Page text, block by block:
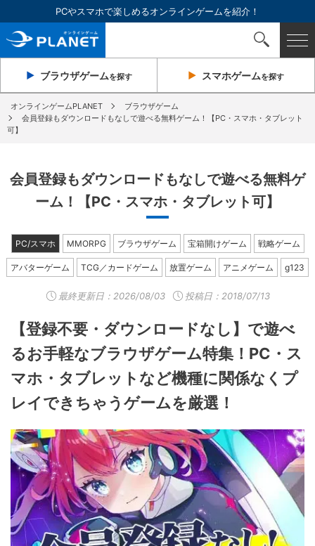
PCやスマホで楽しめるオンラインゲームを紹介！
ブラウザゲームを探す スマホゲームを探す
オンラインゲームPLANET
ブラウザゲーム
会員登録もダウンロードもなしで遊べる無料ゲーム！【PC・スマホ・タブレット
可】
会員登録もダウンロードもなしで遊べる無料ゲ
ーム！【PC・スマホ・タブレット可】
PC/スマホ MMORPG ブラウザゲーム 宝箱開けゲーム 戦略ゲーム
アバターゲーム TCG／カードゲーム 放置ゲーム アニメゲーム g123
最終更新日： 2026/08/03 投稿日：2018/07/13
【登録不要・ダウンロードなし】で遊べ
るお手軽なブラウザゲーム特集！PC・ス
マホ・タブレットなど機種に関係なくプ
レイできちゃうゲームを厳選！